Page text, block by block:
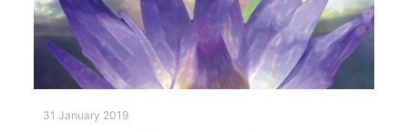
31 January 2019